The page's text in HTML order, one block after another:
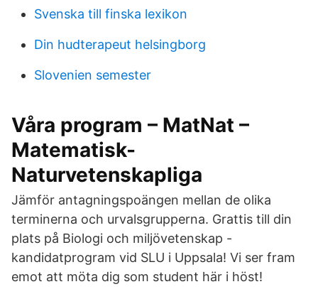
Svenska till finska lexikon
Din hudterapeut helsingborg
Slovenien semester
Våra program – MatNat –
Matematisk-
Naturvetenskapliga
Jämför antagningspoängen mellan de olika
terminerna och urvalsgrupperna. Grattis till din
plats på Biologi och miljövetenskap -
kandidatprogram vid SLU i Uppsala! Vi ser fram
emot att möta dig som student här i höst!